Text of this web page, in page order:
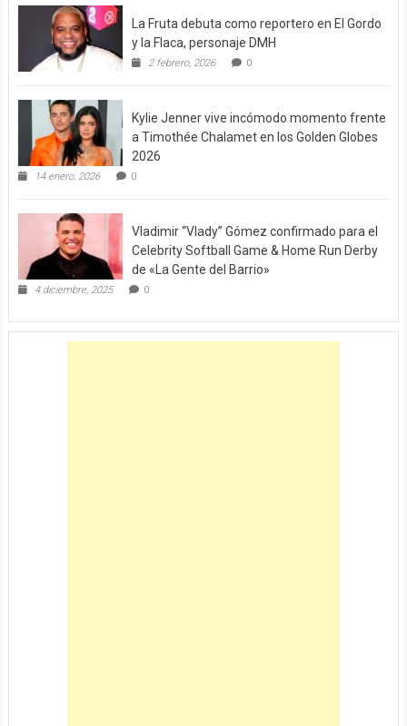
La Fruta debuta como reportero en El Gordo
y la Flaca, personaje DMH
2 febrero, 2026 0
Kylie Jenner vive incómodo momento frente
a Timothée Chalamet en los Golden Globes
2026
14 enero, 2026 0
Vladimir “Vlady” Gómez confirmado para el
Celebrity Softball Game & Home Run Derby
de «La Gente del Barrio»
4 diciembre, 2025 0